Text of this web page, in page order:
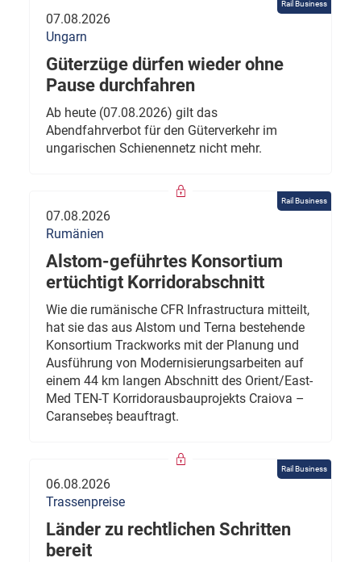
Rail Business
07.08.2026
Ungarn
Güterzüge dürfen wieder ohne
Pause durchfahren
Ab heute (07.08.2026) gilt das
Abendfahrverbot für den Güterverkehr im
ungarischen Schienennetz nicht mehr.
Rail Business
07.08.2026
Rumänien
Alstom-geführtes Konsortium
ertüchtigt Korridorabschnitt
Wie die rumänische CFR Infrastructura mitteilt,
hat sie das aus Alstom und Terna bestehende
Konsortium Trackworks mit der Planung und
Ausführung von Modernisierungsarbeiten auf
einem 44 km langen Abschnitt des Orient/East-
Med TEN-T Korridorausbauprojekts Craiova –
Caransebeș beauftragt.
Rail Business
06.08.2026
Trassenpreise
Länder zu rechtlichen Schritten
bereit